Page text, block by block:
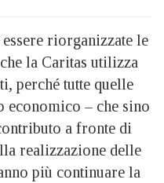
riorganizzate le
la Caritas utilizza
perché tutte quelle
economico – che sino
a fronte di
realizzazione delle
più continuare la